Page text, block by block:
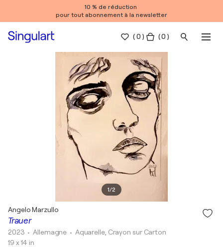
10 % de réduction
pour tout abonnement à la newsletter
(0 ) ( 0 )
1/2
Trauer
Angelo Marzullo
2023 • Allemagne • Aquarelle, Crayon sur Carton
19 x 14 in